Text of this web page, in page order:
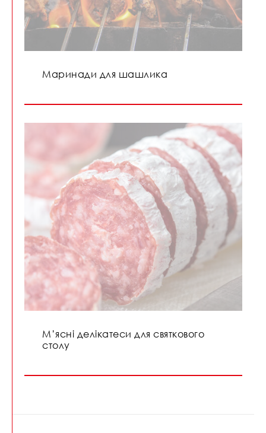
Маринади для шашлика
М’ясні делікатеси для святкового
столу